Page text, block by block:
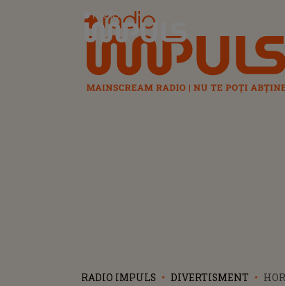
Radio Impuls
RADIO IMPULS DIVERTISMENT